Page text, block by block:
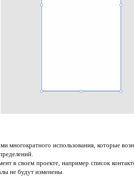
многократного использования, которые
в своем проекте, например список
не будут изменены.